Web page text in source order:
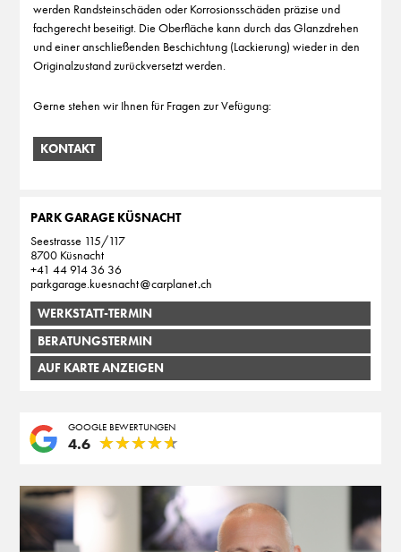
werden Randsteinschäden oder Korrosionsschäden präzise und
fachgerecht beseitigt. Die Oberfläche kann durch das Glanzdrehen
und einer anschließenden Beschichtung (Lackierung) wieder in den
Originalzustand zurückversetzt werden.
Gerne stehen wir Ihnen für Fragen zur Vefügung:
KONTAKT
PARK GARAGE KÜSNACHT
Seestrasse 115/117
8700 Küsnacht
+41 44 914 36 36
parkgarage.kuesnacht
carplanet ch
WERKSTATT-TERMIN
BERATUNGSTERMIN
AUF KARTE ANZEIGEN
GOOGLE BEWERTUNGEN
4.6 ★★★★★
★★★★★